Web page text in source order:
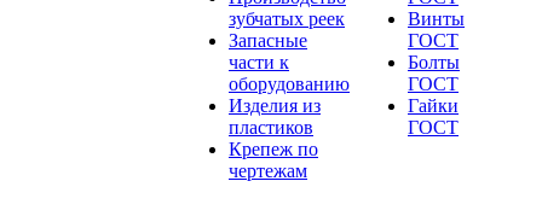
зубчатых реек
Запасные
части к
оборудованию
Изделия из
пластиков
Крепеж по
чертежам
Винты
ГОСТ
Болты
ГОСТ
Гайки
ГОСТ